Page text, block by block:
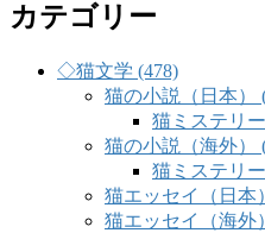
カテゴリー
◇猫文学 (478)
猫の小説（日本）
猫ミステリ
猫の小説（海外）
猫ミステリ
猫エッセイ（日本
猫エッセイ（海外